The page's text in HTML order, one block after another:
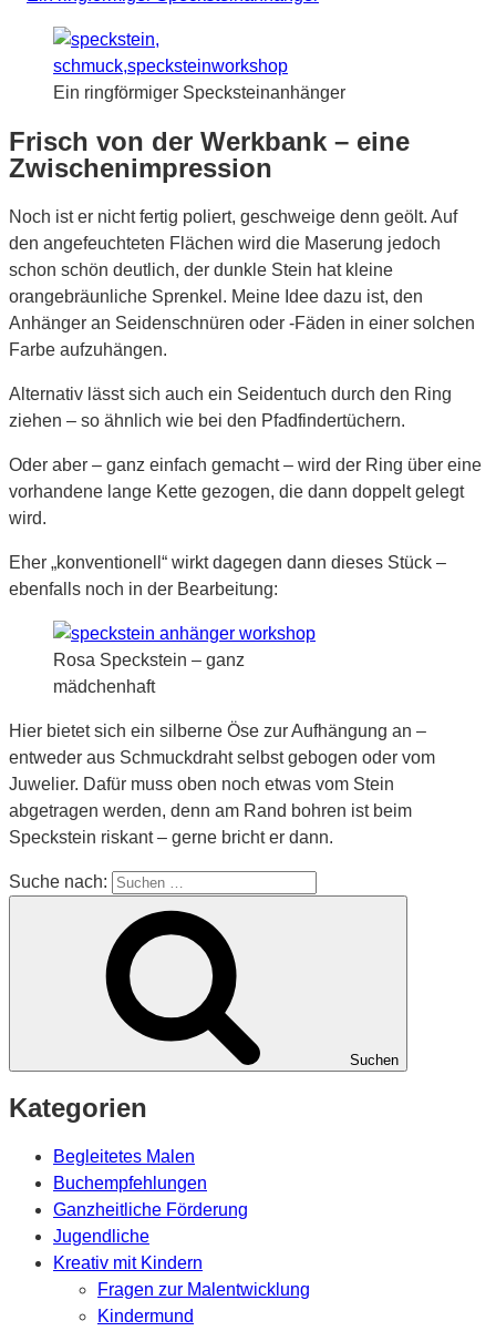
Ein ringförmiger Specksteinanhänger
Frisch von der Werkbank – eine
Zwischenimpression
Noch ist er nicht fertig poliert, geschweige denn geölt. Auf
den angefeuchteten Flächen wird die Maserung jedoch
schon schön deutlich, der dunkle Stein hat kleine
orangebräunliche Sprenkel. Meine Idee dazu ist, den
Anhänger an Seidenschnüren oder -Fäden in einer solchen
Farbe aufzuhängen.
Alternativ lässt sich auch ein Seidentuch durch den Ring
ziehen – so ähnlich wie bei den Pfadfindertüchern.
Oder aber – ganz einfach gemacht – wird der Ring über eine
vorhandene lange Kette gezogen, die dann doppelt gelegt
wird.
Eher „konventionell“ wirkt dagegen dann dieses Stück –
ebenfalls noch in der Bearbeitung:
Rosa Speckstein – ganz
mädchenhaft
Hier bietet sich ein silberne Öse zur Aufhängung an –
entweder aus Schmuckdraht selbst gebogen oder vom
Juwelier. Dafür muss oben noch etwas vom Stein
abgetragen werden, denn am Rand bohren ist beim
Speckstein riskant – gerne bricht er dann.
Suche nach:
Suchen
Kategorien
Begleitetes Malen
Buchempfehlungen
Ganzheitliche Förderung
Jugendliche
Kreativ mit Kindern
Fragen zur Malentwicklung
Kindermund